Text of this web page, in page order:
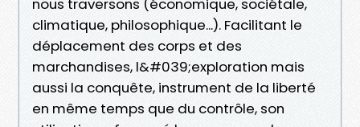
nous traversons (économique, sociétale,
climatique, philosophique...). Facilitant le
déplacement des corps et des
marchandises, l&#039;exploration mais
aussi la conquête, instrument de la liberté
en même temps que du contrôle, son